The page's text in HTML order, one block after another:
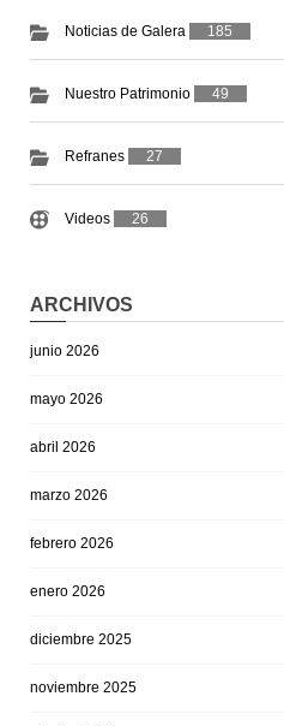
Noticias de Galera 185
Nuestro Patrimonio 49
Refranes 27
Videos 26
ARCHIVOS
junio 2026
mayo 2026
abril 2026
marzo 2026
febrero 2026
enero 2026
diciembre 2025
noviembre 2025